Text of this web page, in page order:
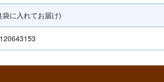
に入れてお届け)